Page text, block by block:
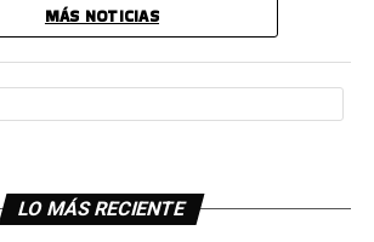
MÁS NOTICIAS
LO MÁS RECIENTE